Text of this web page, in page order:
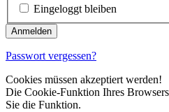
Eingeloggt bleiben
Passwort vergessen?
Cookies müssen akzeptiert werden!
Die Cookie-Funktion Ihres
Sie die Funktion.